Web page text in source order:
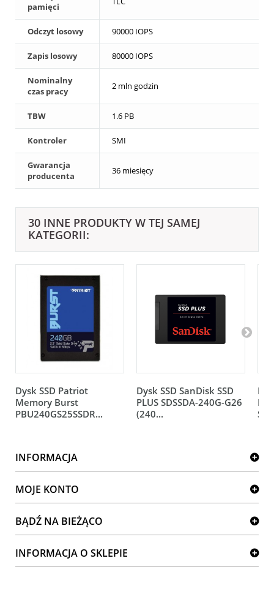
pamięci
Odczyt losowy 90000 IOPS
Zapis losowy 80000 IOPS
Nominalny
czas pracy
2 mln godzin
TBW 1.6 PB
Kontroler SMI
Gwarancja
producenta
36 miesięcy
30 INNE PRODUKTY W TEJ SAMEJ
KATEGORII:
Dysk SSD Patriot
Memory Burst
PBU240GS25SSDR...
Dysk SSD SanDisk SSD
PLUS SDSSDA-240G-G26
(240...
INFORMACJA
MOJE KONTO
BĄDŹ NA BIEŻĄCO
INFORMACJA O SKLEPIE